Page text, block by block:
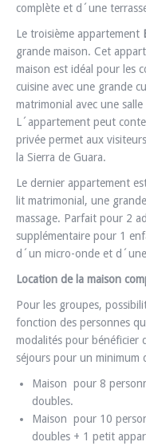
complète et d´une
Le troisième appartement
grande maison. Cet
maison est idéal pour les
cuisine avec une grande
matrimonial avec une
L´appartement peut
privée permet aux
la Sierra de Guara.
Le dernier appartement
lit matrimonial, une
massage. Parfait pour 2
supplémentaire pour 1
d´un micro-onde et
Location de la maison
Pour les groupes,
fonction des personnes
modalités pour bénéficier
séjours pour un minimum
Maison pour 8
doubles.
Maison pour 10
doubles + 1 petit